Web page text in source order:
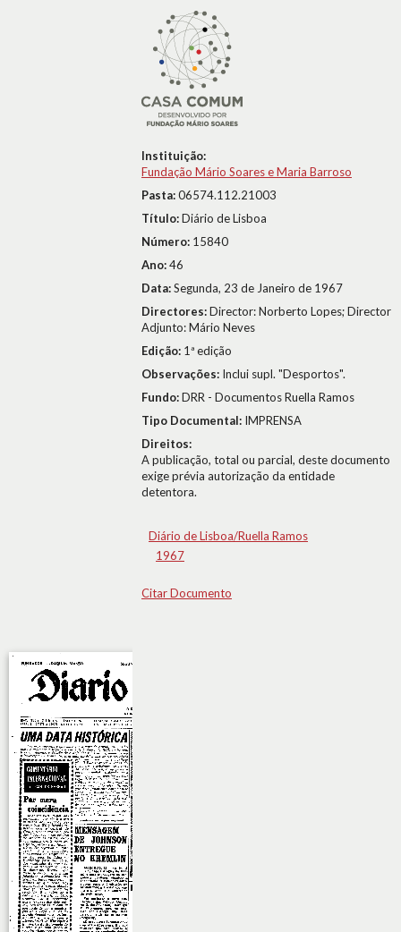
Instituição:
Fundação Mário Soares e Maria Barroso
Pasta:06574.112.21003
Título:Diário de Lisboa
Número: 15840
Ano:46
Data:Segunda, 23 de Janeiro de 1967
Directores:Director: Norberto Lopes; Director
Adjunto: Mário Neves
Edição: 1ª edição
Observações: Inclui supl. "Desportos".
Fundo:DRR - Documentos Ruella Ramos
Tipo Documental: IMPRENSA
Direitos:
A publicação, total ou parcial, deste documento
exige prévia autorização da entidade
detentora.
Diário de Lisboa/Ruella Ramos
1967
Citar Documento